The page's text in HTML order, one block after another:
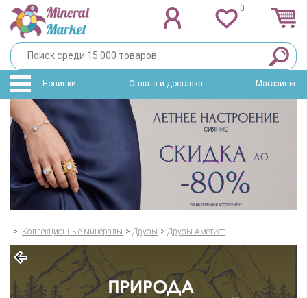
0
Новинки Оплата и доставка Магазины
> Коллекционные минералы > Друзы > Друзы Аметист